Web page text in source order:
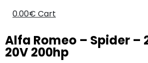
0.00€ Cart
Alfa Romeo – Spider –
20V 200hp